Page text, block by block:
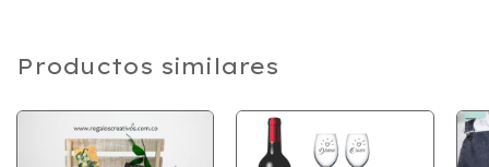
Productos similares